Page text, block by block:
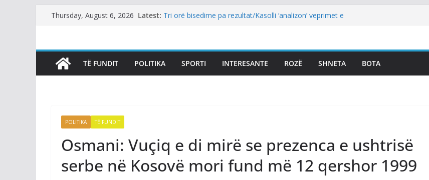
Thursday, August 6, 2026 Latest: Shko në zgjedhje edhe njëherë…
cilësohet si “ceremonial” dhe pa rëndësi
Deklarohet Prokuroria: Pesë zyrtarët e Listës Serbe do të
TË FUNDIT POLITIKA SPORTI INTERESANTE ROZË SHNETA BOTA
POLITIKA TË FUNDIT
Osmani: Vuçiq e di mirë se prezenca e ushtrisë
serbe në Kosovë mori fund më 12 qershor 1999